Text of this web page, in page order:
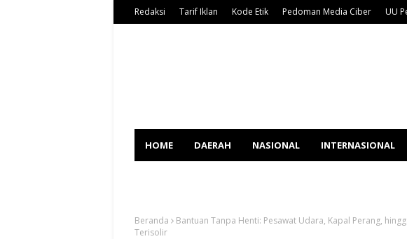
Redaksi Tarif Iklan Kode Etik Pedoman Media Ciber UU
HOME DAERAH NASIONAL INTERNASIONAL
Beranda
Bantuan Tanpa Henti: Pesawat Udara, Kapal Perang,
Terisolir